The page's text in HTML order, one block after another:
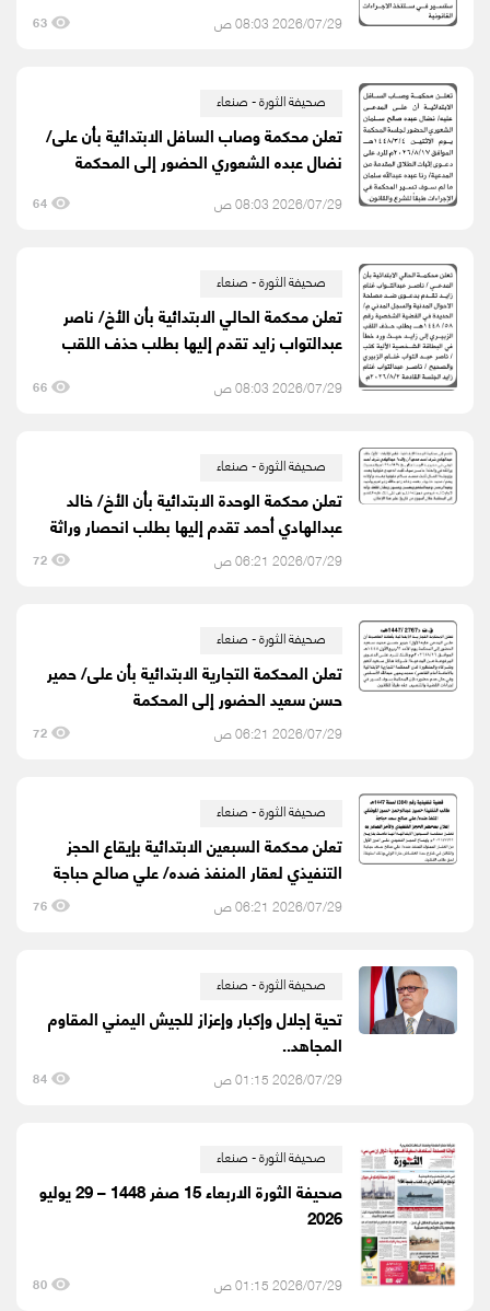
2026/07/29 08:03 ص 63
صحيفة الثورة - صنعاء
تعلن محكمة وصاب السافل الابتدائية بأن على/
نضال عبده الشعوري الحضور إلى المحكمة
2026/07/29 08:03 ص 64
صحيفة الثورة - صنعاء
تعلن محكمة الحالي الابتدائية بأن الأخ/ ناصر
عبدالتواب زايد تقدم إليها بطلب حذف اللقب
2026/07/29 08:03 ص 66
صحيفة الثورة - صنعاء
تعلن محكمة الوحدة الابتدائية بأن الأخ/ خالد
عبدالهادي أحمد تقدم إليها بطلب انحصار وراثة
2026/07/29 06:21 ص 72
صحيفة الثورة - صنعاء
تعلن المحكمة التجارية الابتدائية بأن على/ حمير
حسن سعيد الحضور إلى المحكمة
2026/07/29 06:21 ص 72
صحيفة الثورة - صنعاء
تعلن محكمة السبعين الابتدائية بإيقاع الحجز
التنفيذي لعقار المنفذ ضده/ علي صالح حباجة
2026/07/29 06:21 ص 76
صحيفة الثورة - صنعاء
تحية إجلال وإكبار وإعزاز للجيش اليمني المقاوم
المجاهد..
2026/07/29 01:15 ص 84
صحيفة الثورة - صنعاء
صحيفة الثورة الاربعاء 15 صفر 1448 – 29 يوليو
2026
2026/07/29 01:15 ص 80